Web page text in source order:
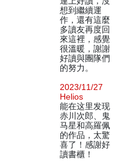
想到繼續運
作，還有這麼
多讀友再度回
來這裡，感覺
很溫暖，謝謝
好讀與團隊們
的努力。
2023/11/27
Helios
能在这里发现
赤川次郎、鬼
马星和高羅佩
的作品，太驚
喜了！感謝好
讀書櫃！